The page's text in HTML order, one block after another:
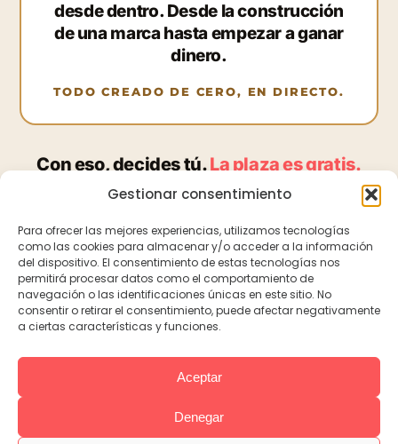
Gestionar consentimiento
Para ofrecer las mejores experiencias, utilizamos tecnologías
como las cookies para almacenar y/o acceder a la información
del dispositivo. El consentimiento de estas tecnologías nos
permitirá procesar datos como el comportamiento de
navegación o las identificaciones únicas en este sitio. No
consentir o retirar el consentimiento, puede afectar negativamente
a ciertas características y funciones.
Aceptar
Denegar
desde dentro. Desde la construcción
de una marca hasta empezar a ganar
dinero.
TODO CREADO DE CERO, EN DIRECTO.
Con eso, decides tú.La plaza es gratis.
QUIERO MI PLAZA PARA EL EVENTO→
Plazas gratuitas y limitadas · 7 y 8 de julio · 19:00h (Madrid, ES)
Este evento es formativo. No constituye una oferta de empleo ni garantiza